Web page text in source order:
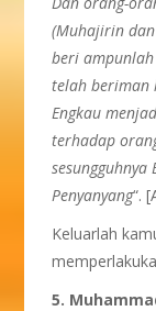
(Muhajirin dan
beri
telah beriman
Engkau
terhadap
Penyanyang“.
Keluarlah
5.